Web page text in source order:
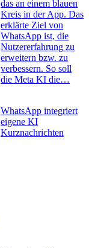
das an einem blauen
Kreis in der App. Das
erklärte Ziel von
WhatsApp ist, die
Nutzererfahrung zu
erweitern bzw. zu
verbessern. So soll
die Meta KI die…
WhatsApp integriert
eigene KI
Kurznachrichten